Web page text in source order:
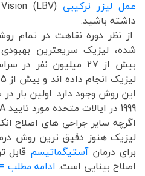
عمل لیزر ترکیبی
داشته باشید.
از نظر دوره نقاهت در تمام
شده، لیزیک سریعترین
بیش از 27 میلیون
1999 در ایالات متحده مورد تایید FDA قرار گرفت.
اگرچه سایر جراحی های اصلاح
لیزیک هنوز دقیق ترین روش
برای درمان آستیگماتیسم قابل
اصلاح بینایی است. ادامه مطلب